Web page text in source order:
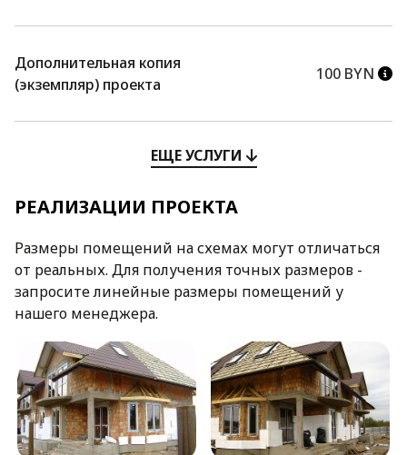
Дополнительная копия
(экземпляр) проекта
100 BYN
ЕЩЕ УСЛУГИ
РЕАЛИЗАЦИИ ПРОЕКТА
Размеры помещений на схемах могут отличаться
от реальных. Для получения точных размеров -
запросите линейные размеры помещений у
нашего менеджера.